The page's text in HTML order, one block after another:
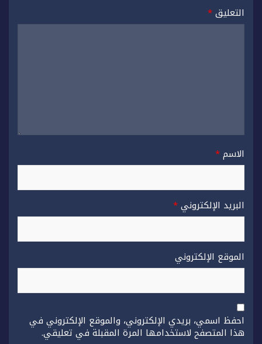
التعليق*
الاسم*
البريد الإلكتروني*
الموقع الإلكتروني
احفظ اسمي، بريدي الإلكتروني، والموقع الإلكتروني في
هذا المتصفح لاستخدامها المرة المقبلة في تعليقي.